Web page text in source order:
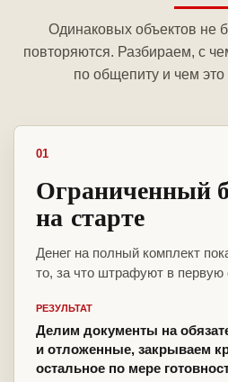
Одинаковых объектов не
повторяются. Разбираем, с
по общепиту и чем это
01
Ограниченный
на старте
Денег на полный комплект
то, за что штрафуют в первую
РЕЗУЛЬТАТ
Делим документы на
и отложенные, закрываем
остальное по мере